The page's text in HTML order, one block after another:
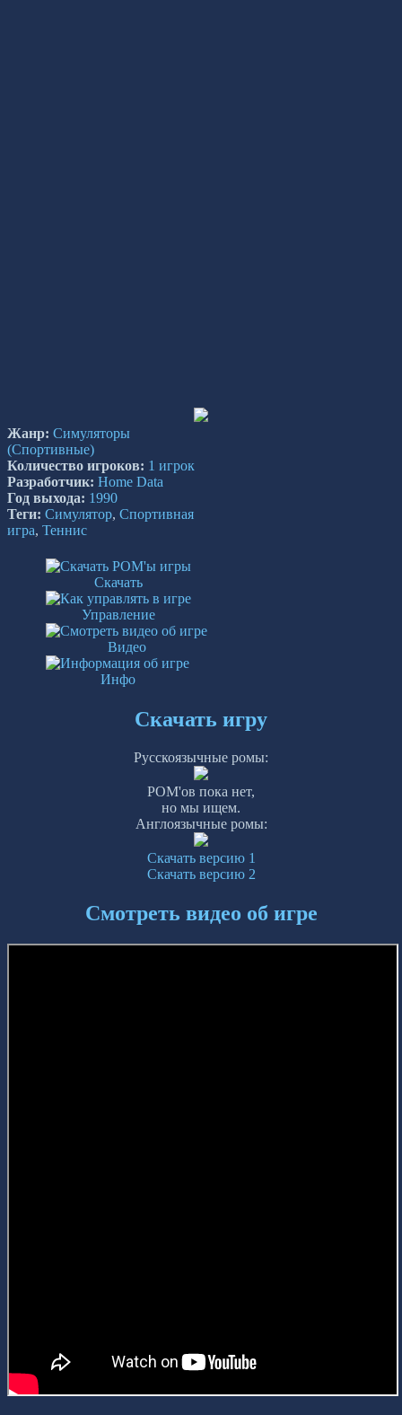
Жанр: Симуляторы
(Спортивные)
Количество игроков: 1 игрок
Разработчик: Home Data
Год выхода: 1990
Теги: Симулятор, Спортивная
игра, Теннис
Скачать
Управление
Видео
Инфо
Скачать игру
Русскоязычные ромы:
РОМ'ов пока нет,
но мы ищем.
Англоязычные ромы:
Скачать версию 1
Скачать версию 2
Смотреть видео об игре